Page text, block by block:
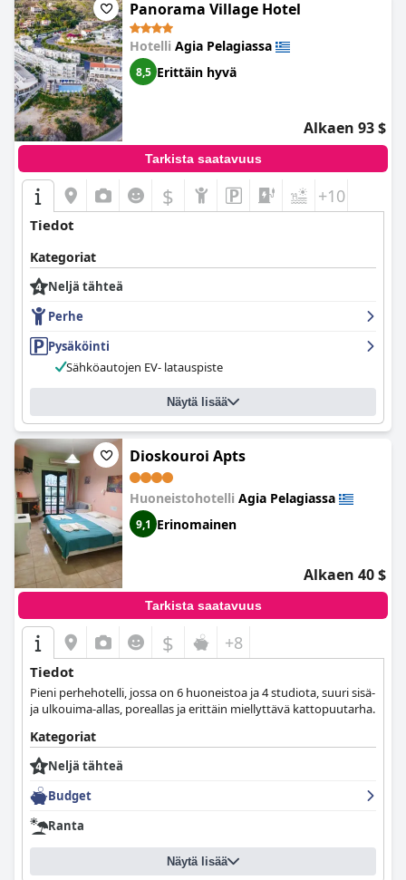
oleskelua varten. Panorama Village Hotel
Hotelli Agia Pelagiassa
8,5 Erittäin hyvä
Alkaen 93 $
Tarkista saatavuus
$ +10
Tiedot
Kategoriat
Neljä tähteä
Perhe
Pysäköinti
Sähköautojen EV- latauspiste
Näytä lisää
Dioskouroi Apts
Huoneistohotelli Agia Pelagiassa
9,1 Erinomainen
Alkaen 40 $
Tarkista saatavuus
$ +8
Tiedot
Pieni perhehotelli, jossa on 6 huoneistoa ja 4 studiota, suuri sisä-
ja ulkouima-allas, poreallas ja erittäin miellyttävä kattopuutarha.
Kategoriat
Neljä tähteä
Budget
Ranta
Näytä lisää